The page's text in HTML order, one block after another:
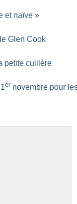
et naïve »
Glen Cook
petite cuillère
er novembre pour